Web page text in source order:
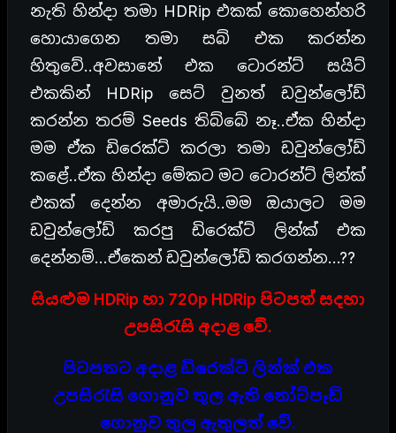
නැති හින්දා තමා HDRip එකක් කොහෙන්හරි
හොයාගෙන තමා සබ් එක කරන්න
හිතුවේ..අවසානේ එක ටොරන්ට් සයිට්
එකකින් HDRip සෙට් වුනත් ඩවුන්ලෝඩ්
කරන්න තරම් Seeds තිබ්බේ නෑ..ඒක හින්දා
මම ඒක ඩිරෙක්ට් කරලා තමා ඩවුන්ලෝඩ්
කළේ..ඒක හින්දා මේකට මට ටොරන්ට් ලින්ක්
එකක් දෙන්න අමාරුයි..මම ඔයාලට මම
ඩවුන්ලෝඩ් කරපු ඩිරෙක්ට් ලින්ක් එක
දෙන්නම්…ඒකෙන් ඩවුන්ලෝඩ් කරගන්න…??
සියළුම HDRip හා 720p HDRip පිටපත් සදහා
උපසිරැසි අදාළ වේ.
පිටපතට අදාළ ඩිරෙක්ට් ලින්ක් එක
උපසිරැසි ගොනුව තුල ඇති නෝට්පෑඩ්
ගොනුව තුල ඇතුලත් වේ.